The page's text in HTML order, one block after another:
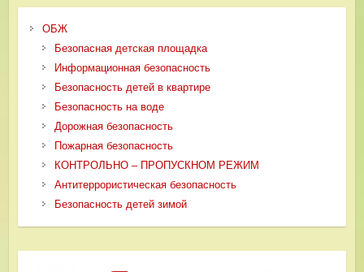
ОБЖ
Безопасная детская площадка
Информационная безопасность
Безопасность детей в квартире
Безопасность на воде
Дорожная безопасность
Пожарная безопасность
КОНТРОЛЬНО – ПРОПУСКНОМ РЕЖИМ
Антитеррористическая безопасность
Безопасность детей зимой